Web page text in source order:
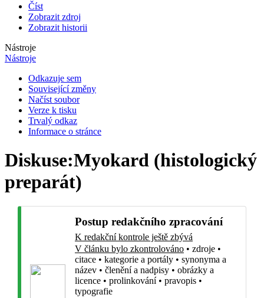
Číst
Zobrazit zdroj
Zobrazit historii
Nástroje
Nástroje
Odkazuje sem
Související změny
Načíst soubor
Verze k tisku
Trvalý odkaz
Informace o stránce
Diskuse:Myokard (histologický
preparát)
Postup redakčního zpracování
K redakční kontrole ještě zbývá
V článku bylo zkontrolováno • zdroje •
citace • kategorie a portály • synonyma a
název • členění a nadpisy • obrázky a
licence • prolinkování• pravopis •
typografie